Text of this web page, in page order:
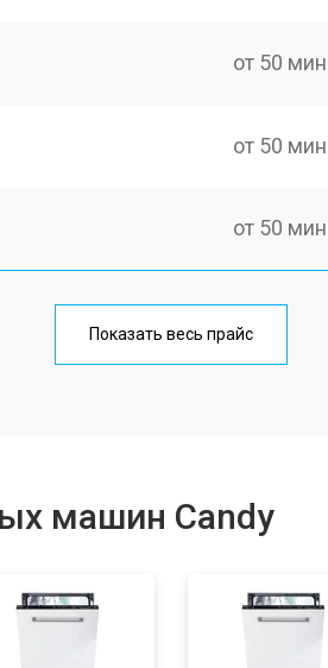
от 50 мин
от 50 мин
от 50 мин
от 100 мин
от 60 мин
Показать весь прайс
машин Candy